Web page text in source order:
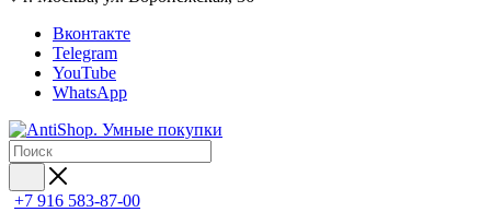
Вконтакте
Telegram
YouTube
WhatsApp
+7 916 583-87-00